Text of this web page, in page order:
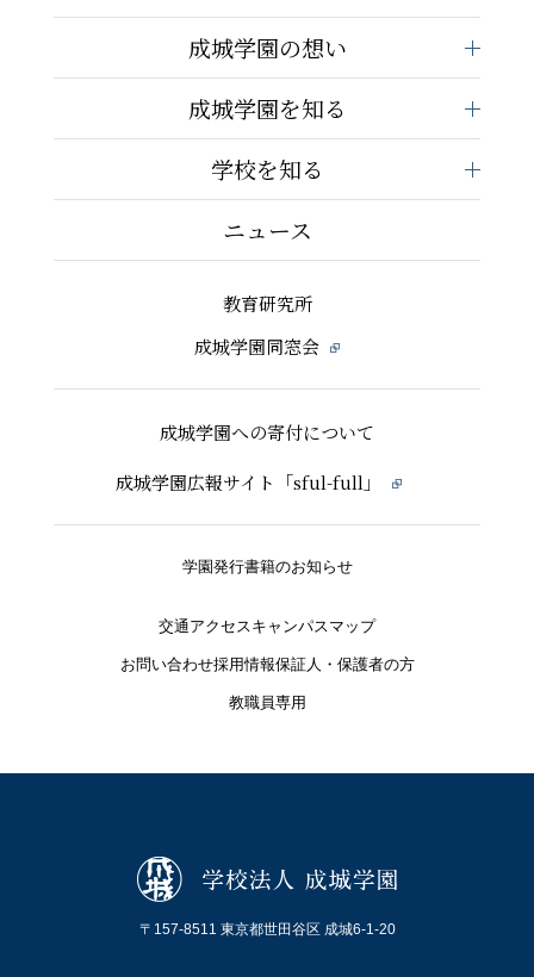
成城学園の想い
成城学園を知る
学校を知る
ニュース
教育研究所
成城学園同窓会
成城学園への寄付について
成城学園広報サイト「sful-full」
学園発行書籍のお知らせ
交通アクセスキャンパスマップ
お問い合わせ採用情報保証人・保護者の方
教職員専用
〒157-8511 東京都世田谷区 成城6-1-20